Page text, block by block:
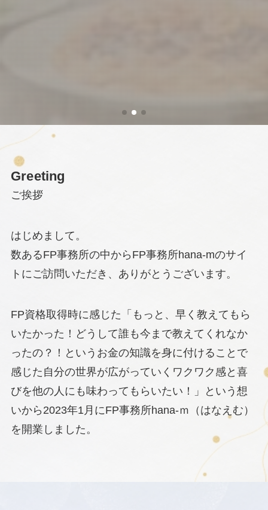
Greeting
ご挨拶
はじめまして。
数あるFP事務所の中からFP事務所hana-mのサイ
トにご訪問いただき、ありがとうございます。
FP資格取得時に感じた「もっと、早く教えてもら
いたかった！どうして誰も今まで教えてくれなか
ったの？！というお金の知識を身に付けることで
感じた自分の世界が広がっていくワクワク感と喜
びを他の人にも味わってもらいたい！」という想
いから2023年1月にFP事務所hana-ｍ（はなえむ）
を開業しました。